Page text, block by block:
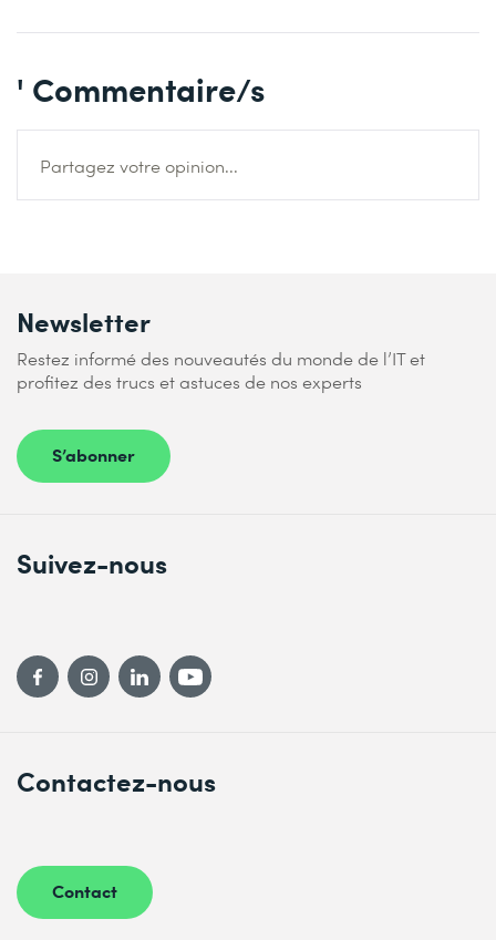
' Commentaire/s
Partagez votre opinion...
Newsletter
Restez informé des nouveautés du monde de l’IT et
profitez des trucs et astuces de nos experts
S’abonner
Contactez-nous
Contact
Suivez-nous